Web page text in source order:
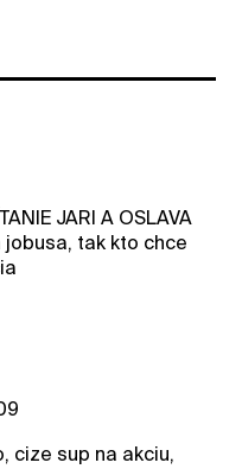
JARI A OSLAVA
jobusa, tak kto chce
cize sup na akciu,